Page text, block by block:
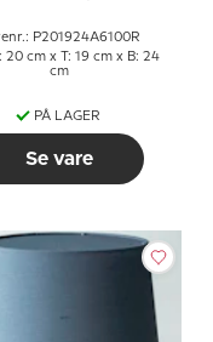
P201924A6100R
20 cm x T: 19 cm x B: 24
cm
PÅ LAGER
Se vare